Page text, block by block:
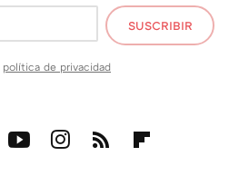
SUSCRIBIR
política de privacidad